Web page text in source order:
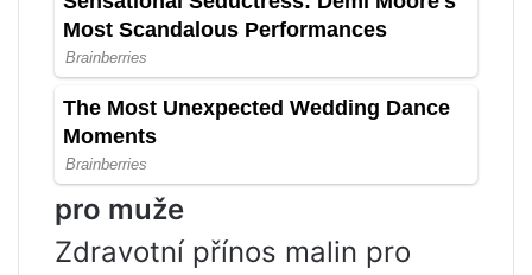
pro muže
Zdravotní přínos malin pro